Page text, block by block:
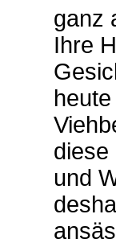
ganz
Ihre
diese
und